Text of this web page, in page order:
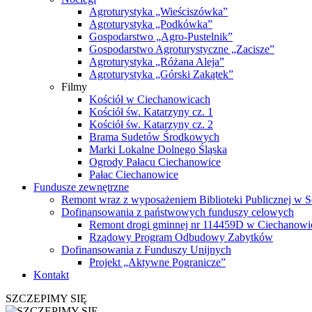
Agroturystyka „Wieściszówka”
Agroturystyka „Podkówka”
Gospodarstwo „Agro-Pustelnik”
Gospodarstwo Agroturystyczne „Zacisze”
Agroturystyka „Różana Aleja”
Agroturystyka „Górski Zakątek”
Filmy
Kościół w Ciechanowicach
Kościół św. Katarzyny cz. 1
Kościół św. Katarzyny cz. 2
Brama Sudetów Środkowych
Marki Lokalne Dolnego Śląska
Ogrody Pałacu Ciechanowice
Pałac Ciechanowice
Fundusze zewnętrzne
Remont wraz z wyposażeniem Biblioteki Publicznej w
Dofinansowania z państwowych funduszy celowych
Remont drogi gminnej nr 114459D w
Rządowy Program Odbudowy Zabytków
Dofinansowania z Funduszy Unijnych
Projekt „Aktywne Pogranicze”
Kontakt
SZCZEPIMY SIĘ